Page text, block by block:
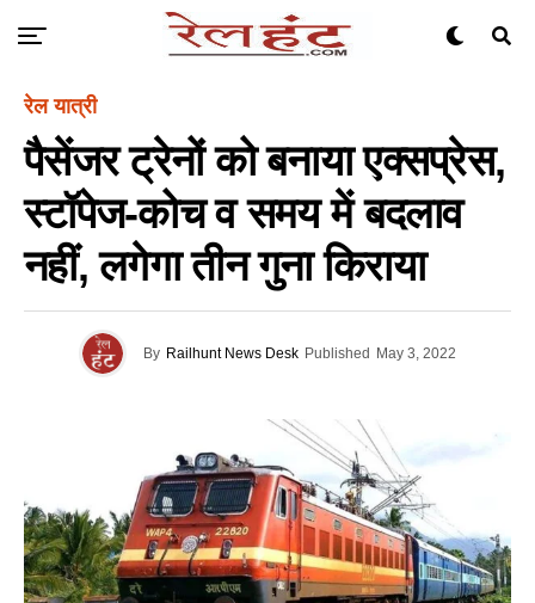
रेल यात्री
पैसेंजर ट्रेनों को बनाया एक्सप्रेस,
स्टॉपेज-कोच व समय में बदलाव
नहीं, लगेगा तीन गुना किराया
By Railhunt News Desk Published May 3, 2022